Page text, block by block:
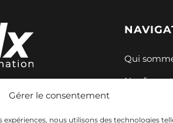
Gérer le consentement
expériences, nous utilisons des technologies
pour votre
Qui
Nos